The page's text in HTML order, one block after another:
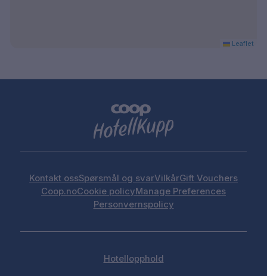
Leaflet
Kontakt ossSpørsmål og svarVilkårGift Vouchers
Coop.noCookie policyManage Preferences
Personvernspolicy
Hotellopphold